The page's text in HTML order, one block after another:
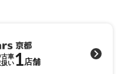
古車
扱い1店舗